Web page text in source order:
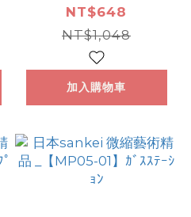
_【MP05-03】ｱﾒ
ﾘｶﾝﾀﾞｲﾅｰ
NT$648
NT$1,048
加入購物車